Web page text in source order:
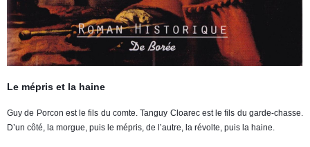
Le mépris et la haine
Guy de Porcon est le fils du comte. Tanguy Cloarec est le fils du garde-chasse.
D’un côté, la morgue, puis le mépris, de l’autre, la révolte, puis la haine.